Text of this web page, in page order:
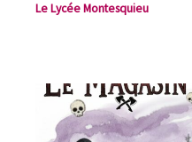
Le Lycée Montesquieu